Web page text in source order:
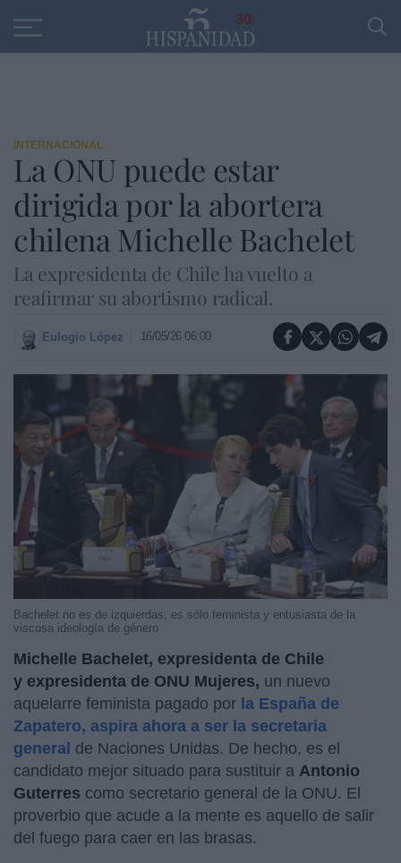
30
INTERNACIONAL
La ONU puede estar
dirigida por la abortera
chilena Michelle Bachelet
La expresidenta de Chile ha vuelto a
reafirmar su abortismo radical.
Eulogio López 16/05/26 06:00
Bachelet no es de izquierdas, es sólo feminista y entusiasta de la
viscosa ideología de género
Michelle Bachelet, expresidenta de Chile
y expresidenta de ONU Mujeres, un nuevo
aquelarre feminista pagado por la España de
Zapatero, aspira ahora a ser la secretaria
general de Naciones Unidas. De hecho, es el
candidato mejor situado para sustituir a Antonio
Guterres como secretario general de la ONU. El
proverbio que acude a la mente es aquello de salir
del fuego para caer en las brasas.